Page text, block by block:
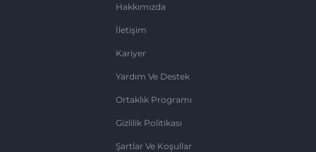
Hakkımızda
İletişim
Kariyer
Yardım Ve Destek
Ortaklık Programı
Gizlilik Politikası
Şartlar Ve Koşullar